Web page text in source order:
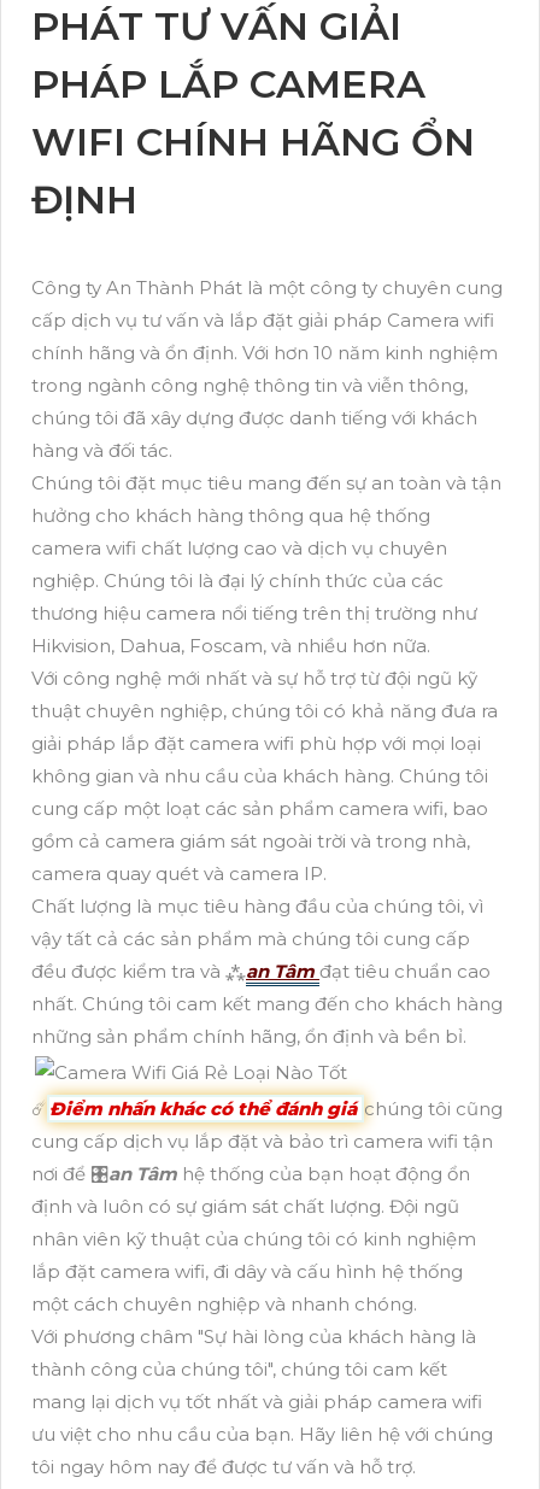
PHÁT TƯ VẤN GIẢI
PHÁP LẮP CAMERA
WIFI CHÍNH HÃNG ỔN
ĐỊNH
Công ty An Thành Phát là một công ty chuyên cung
cấp dịch vụ tư vấn và lắp đặt giải pháp Camera wifi
chính hãng và ổn định. Với hơn 10 năm kinh nghiệm
trong ngành công nghệ thông tin và viễn thông,
chúng tôi đã xây dựng được danh tiếng với khách
hàng và đối tác.
Chúng tôi đặt mục tiêu mang đến sự an toàn và tận
hưởng cho khách hàng thông qua hệ thống
camera wifi chất lượng cao và dịch vụ chuyên
nghiệp. Chúng tôi là đại lý chính thức của các
thương hiệu camera nổi tiếng trên thị trường như
Hikvision, Dahua, Foscam, và nhiều hơn nữa.
Với công nghệ mới nhất và sự hỗ trợ từ đội ngũ kỹ
thuật chuyên nghiệp, chúng tôi có khả năng đưa ra
giải pháp lắp đặt camera wifi phù hợp với mọi loại
không gian và nhu cầu của khách hàng. Chúng tôi
cung cấp một loạt các sản phẩm camera wifi, bao
gồm cả camera giám sát ngoài trời và trong nhà,
camera quay quét và camera IP.
Chất lượng là mục tiêu hàng đầu của chúng tôi, vì
vậy tất cả các sản phẩm mà chúng tôi cung cấp
đều được kiểm tra và ⁂an Tâm đạt tiêu chuẩn cao
nhất. Chúng tôi cam kết mang đến cho khách hàng
những sản phẩm chính hãng, ổn định và bền bỉ.
☄️ Điểm nhấn khác có thể đánh giá chúng tôi cũng
cung cấp dịch vụ lắp đặt và bảo trì camera wifi tận
nơi để 🎛an Tâm hệ thống của bạn hoạt động ổn
định và luôn có sự giám sát chất lượng. Đội ngũ
nhân viên kỹ thuật của chúng tôi có kinh nghiệm
lắp đặt camera wifi, đi dây và cấu hình hệ thống
một cách chuyên nghiệp và nhanh chóng.
Với phương châm "Sự hài lòng của khách hàng là
thành công của chúng tôi", chúng tôi cam kết
mang lại dịch vụ tốt nhất và giải pháp camera wifi
ưu việt cho nhu cầu của bạn. Hãy liên hệ với chúng
tôi ngay hôm nay để được tư vấn và hỗ trợ.